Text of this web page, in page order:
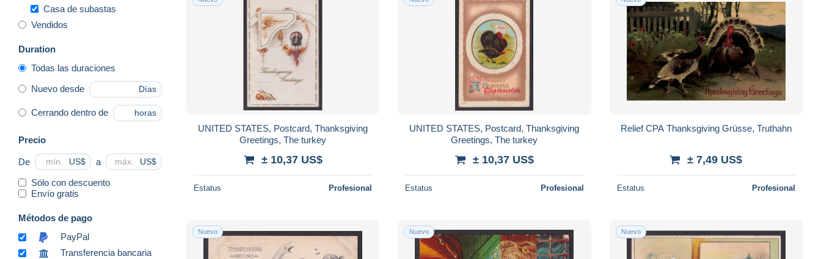
Casa de subastas
Vendidos
Duration
Todas las duraciones
Nuevo desde Días
Cerrando dentro de horas
Precio
De US$ a US$
Sólo con descuento
Envío gratis
Métodos de pago
PayPal
Transferencia bancaria
UNITED STATES, Postcard, Thanksgiving
Greetings, The turkey
± 10,37 US$
Estatus Profesional
UNITED STATES, Postcard, Thanksgiving
Greetings, The turkey
± 10,37 US$
Estatus Profesional
Relief CPA Thanksgiving Grüsse, Truthahn
± 7,49 US$
Estatus Profesional
Nuevo Nuevo Nuevo